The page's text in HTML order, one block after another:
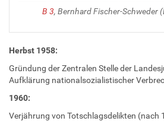
B 3, Bernhard Fischer-Schweder
Herbst 1958:
Gründung der Zentralen Stelle der
Aufklärung nationalsozialistischer
1960:
Verjährung von Totschlagsdelikten (nach